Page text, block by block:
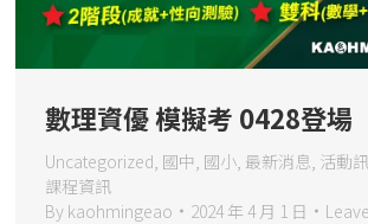
數理資優 模擬考 0428登場
Uncategorized 國中 國小, 最新消息 活動
課程資訊
By kaohmingeao 2024 年 4 月 1 日